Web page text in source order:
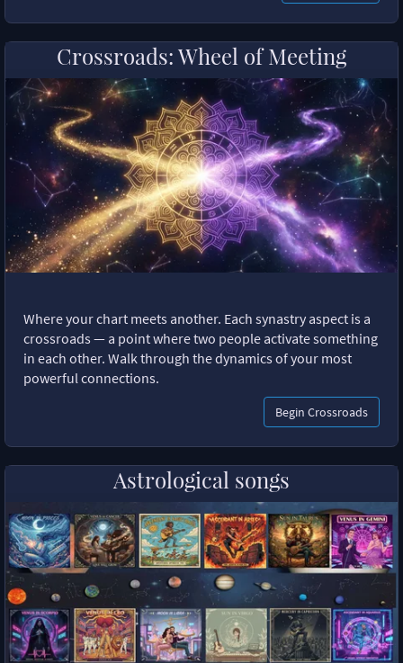
Crossroads: Wheel of Meeting
Where your chart meets another. Each synastry aspect is a
crossroads — a point where two people activate something
in each other. Walk through the dynamics of your most
powerful connections.
Begin Crossroads
Astrological songs